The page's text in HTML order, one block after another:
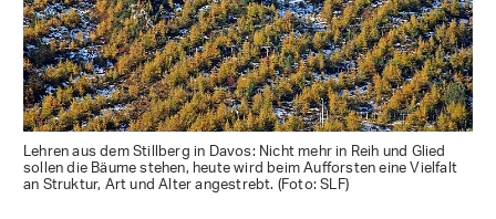
Lehren aus dem Stillberg in Davos: Nicht mehr in Reih und Glied
sollen die Bäume stehen, heute wird beim Aufforsten eine Vielfalt
an Struktur, Art und Alter angestrebt. (Foto: SLF)